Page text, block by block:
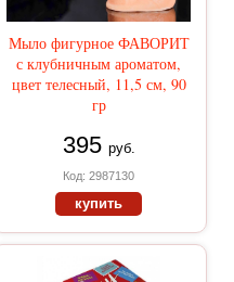
Мыло фигурное ФАВОРИТ
с клубничным ароматом,
цвет телесный, 11,5 см, 90
гр
395 руб.
Код: 2987130
купить